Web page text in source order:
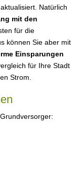
Natürlich
mit den
für die
können Sie aber mit
Einsparungen
für Ihre Stadt
Strom.